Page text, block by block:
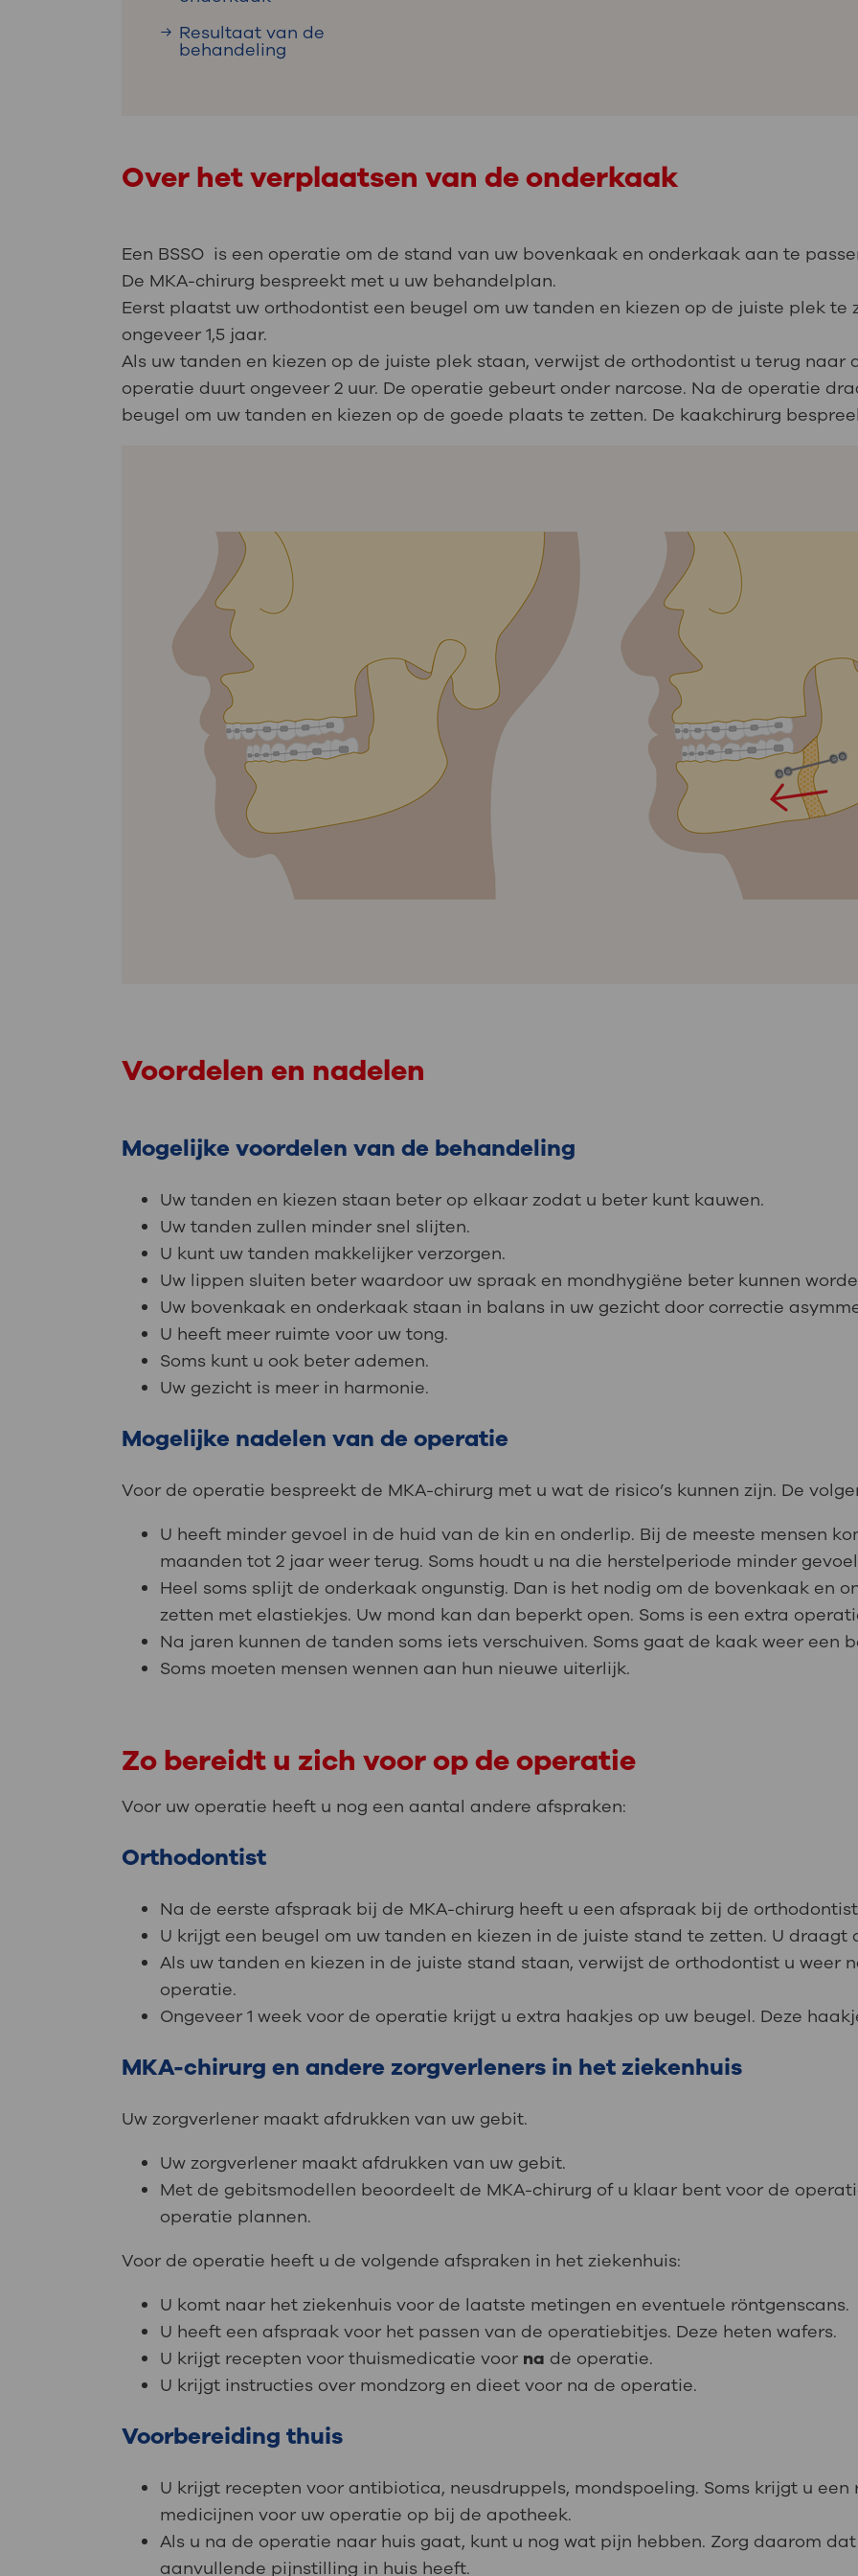
Resultaat van de
behandeling
Over het verplaatsen van de onderkaak
Een BSSO is een operatie om de stand van uw bovenkaak en onderkaak aan te
De MKA-chirurg bespreekt met u uw behandelplan.
Eerst plaatst uw orthodontist een beugel om uw tanden en kiezen op de juiste plek te
ongeveer 1,5 jaar.
Als uw tanden en kiezen op de juiste plek staan, verwijst de orthodontist u terug naar
operatie duurt ongeveer 2 uur. De operatie gebeurt onder narcose. Na de operatie
beugel om uw tanden en kiezen op de goede plaats te zetten. De kaakchirurg
Voordelen en nadelen
Mogelijke voordelen van de behandeling
Uw tanden en kiezen staan beter op elkaar zodat u beter kunt kauwen.
Uw tanden zullen minder snel slijten.
U kunt uw tanden makkelijker verzorgen.
Uw lippen sluiten beter waardoor uw spraak en mondhygiëne beter kunnen
Uw bovenkaak en onderkaak staan in balans in uw gezicht door correctie
U heeft meer ruimte voor uw tong.
Soms kunt u ook beter ademen.
Uw gezicht is meer in harmonie.
Mogelijke nadelen van de operatie
Voor de operatie bespreekt de MKA-chirurg met u wat de risico’s kunnen zijn. De
U heeft minder gevoel in de huid van de kin en onderlip. Bij de meeste mensen
maanden tot 2 jaar weer terug. Soms houdt u na die herstelperiode minder
Heel soms splijt de onderkaak ongunstig. Dan is het nodig om de bovenkaak en
zetten met elastiekjes. Uw mond kan dan beperkt open. Soms is een extra
Na jaren kunnen de tanden soms iets verschuiven. Soms gaat de kaak weer een
Soms moeten mensen wennen aan hun nieuwe uiterlijk.
Zo bereidt u zich voor op de operatie
Voor uw operatie heeft u nog een aantal andere afspraken:
Orthodontist
Na de eerste afspraak bij de MKA-chirurg heeft u een afspraak bij de
U krijgt een beugel om uw tanden en kiezen in de juiste stand te zetten. U draagt
Als uw tanden en kiezen in de juiste stand staan, verwijst de orthodontist u weer
operatie.
Ongeveer 1 week voor de operatie krijgt u extra haakjes op uw beugel. Deze
MKA-chirurg en andere zorgverleners in het ziekenhuis
Uw zorgverlener maakt afdrukken van uw gebit.
Uw zorgverlener maakt afdrukken van uw gebit.
Met de gebitsmodellen beoordeelt de MKA-chirurg of u klaar bent voor de
operatie plannen.
Voor de operatie heeft u de volgende afspraken in het ziekenhuis:
U komt naar het ziekenhuis voor de laatste metingen en eventuele röntgenscans.
U heeft een afspraak voor het passen van de operatiebitjes. Deze heten wafers.
U krijgt recepten voor thuismedicatie voor na de operatie.
U krijgt instructies over mondzorg en dieet voor na de operatie.
Voorbereiding thuis
U krijgt recepten voor antibiotica, neusdruppels, mondspoeling. Soms krijgt u
medicijnen voor uw operatie op bij de apotheek.
Als u na de operatie naar huis gaat, kunt u nog wat pijn hebben. Zorg daarom
aanvullende pijnstilling in huis heeft.